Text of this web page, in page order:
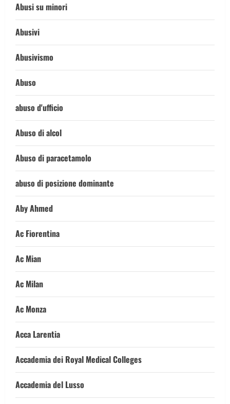
Abusi su minori
Abusivi
Abusivismo
Abuso
abuso d'ufficio
Abuso di alcol
Abuso di paracetamolo
abuso di posizione dominante
Aby Ahmed
Ac Fiorentina
Ac Mian
Ac Milan
Ac Monza
Acca Larentia
Accademia dei Royal Medical Colleges
Accademia del Lusso